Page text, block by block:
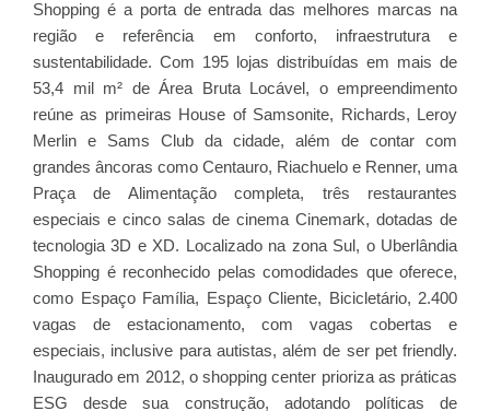
Shopping é a porta de entrada das melhores marcas na
região e referência em conforto, infraestrutura e
sustentabilidade. Com 195 lojas distribuídas em mais de
53,4 mil m² de Área Bruta Locável, o empreendimento
reúne as primeiras House of Samsonite, Richards, Leroy
Merlin e Sams Club da cidade, além de contar com
grandes âncoras como Centauro, Riachuelo e Renner, uma
Praça de Alimentação completa, três restaurantes
especiais e cinco salas de cinema Cinemark, dotadas de
tecnologia 3D e XD. Localizado na zona Sul, o Uberlândia
Shopping é reconhecido pelas comodidades que oferece,
como Espaço Família, Espaço Cliente, Bicicletário, 2.400
vagas de estacionamento, com vagas cobertas e
especiais, inclusive para autistas, além de ser pet friendly.
Inaugurado em 2012, o shopping center prioriza as práticas
ESG desde sua construção, adotando políticas de